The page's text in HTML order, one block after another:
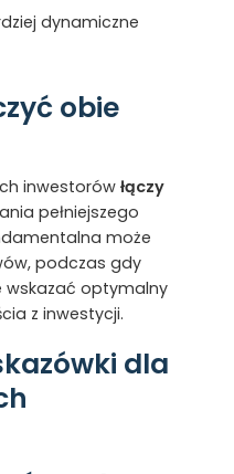
dynamiczne
obie
inwestorów łączy
pełniejszego
może
podczas gdy
wskazać optymalny
z inwestycji.
dla